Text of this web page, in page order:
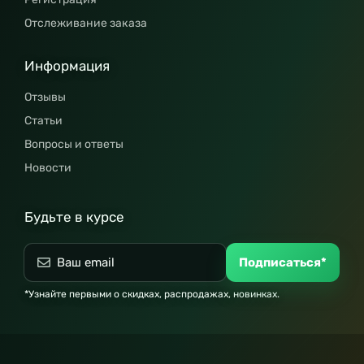
Отслеживание заказа
Информация
Отзывы
Статьи
Вопросы и ответы
Новости
Будьте в курсе
Подписаться*
*Узнайте первыми о скидках, распродажах, новинках.